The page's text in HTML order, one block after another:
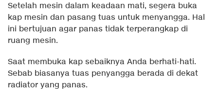
Setelah mesin dalam keadaan mati, segera buka
kap mesin dan pasang tuas untuk menyangga. Hal
ini bertujuan agar panas tidak terperangkap di
ruang mesin.
Saat membuka kap sebaiknya Anda berhati-hati.
Sebab biasanya tuas penyangga berada di dekat
radiator yang panas.